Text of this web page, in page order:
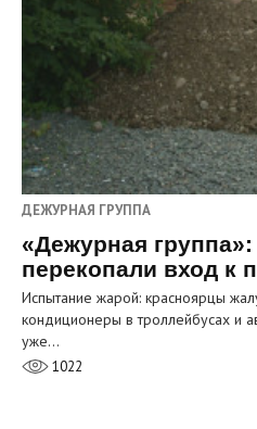
ДЕЖУРНАЯ ГРУППА
«Дежурная
перекопали вход к
Испытание жарой: красноярцы
кондиционеры в троллейбусах и
уже…
1022